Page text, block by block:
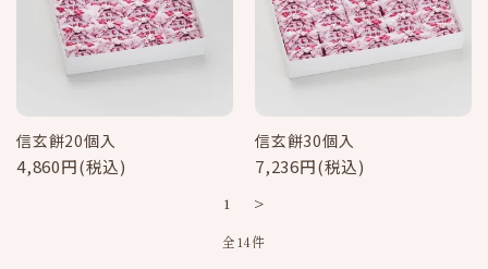
信玄餅20個入
4,860円(税込)
信玄餅30個入
7,236円(税込)
1 >
全14件